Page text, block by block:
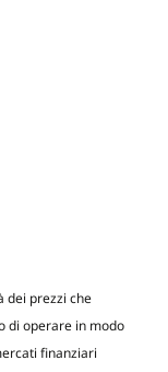
dei prezzi che
di operare in modo
finanziari